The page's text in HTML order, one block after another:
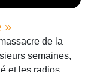
»
de la
semaines,